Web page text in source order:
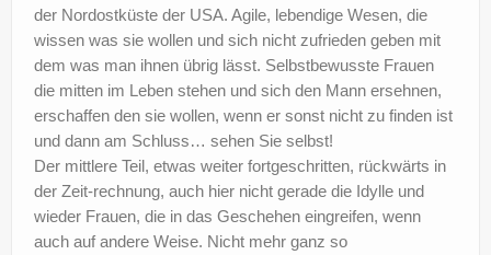
der Nordostküste der USA. Agile, lebendige Wesen, die
wissen was sie wollen und sich nicht zufrieden geben mit
dem was man ihnen übrig lässt. Selbstbewusste Frauen
die mitten im Leben stehen und sich den Mann ersehnen,
erschaffen den sie wollen, wenn er sonst nicht zu finden ist
und dann am Schluss… sehen Sie selbst!
Der mittlere Teil, etwas weiter fortgeschritten, rückwärts in
der Zeit-rechnung, auch hier nicht gerade die Idylle und
wieder Frauen, die in das Geschehen eingreifen, wenn
auch auf andere Weise. Nicht mehr ganz so